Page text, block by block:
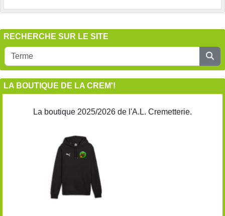
RECHERCHE SUR LE SITE
LA BOUTIQUE DE LA CREM'!
La boutique 2025/2026 de l'A.L. Cremetterie.